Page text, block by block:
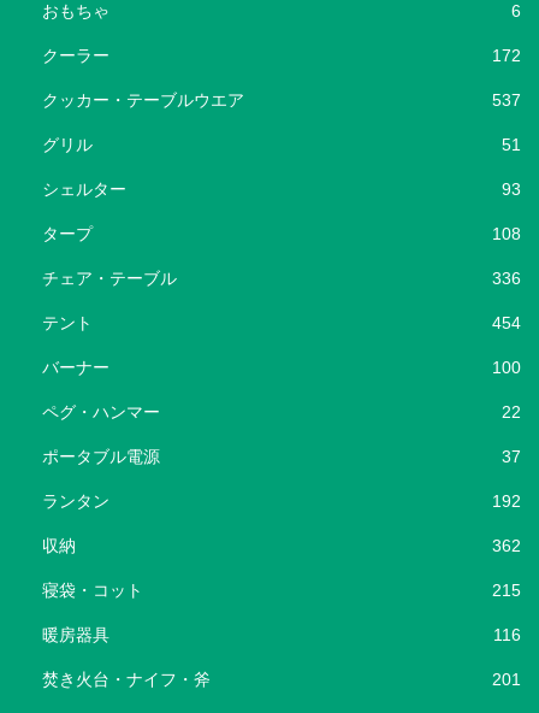
おもちゃ 6
クーラー 172
クッカー・テーブルウエア 537
グリル 51
シェルター 93
タープ 108
チェア・テーブル 336
テント 454
バーナー 100
ペグ・ハンマー 22
ポータブル電源 37
ランタン 192
収納 362
寝袋・コット 215
暖房器具 116
焚き火台・ナイフ・斧 201